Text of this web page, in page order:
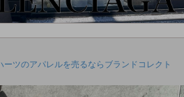
ーツのアパレルを売るならブランドコレクト